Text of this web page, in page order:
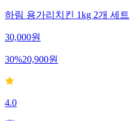
하림 용가리치킨 1kg 2개 세트
30,000원
30%20,900원
4.0